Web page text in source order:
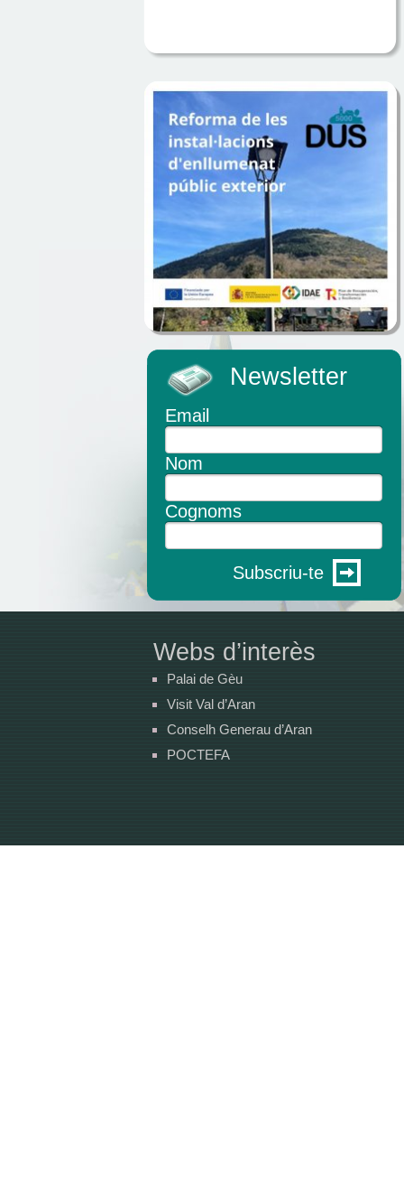
Newsletter
Email
Nom
Cognoms
Subscriu-te
Webs d’interès
Palai de Gèu
Visit Val d’Aran
Conselh Generau d’Aran
POCTEFA